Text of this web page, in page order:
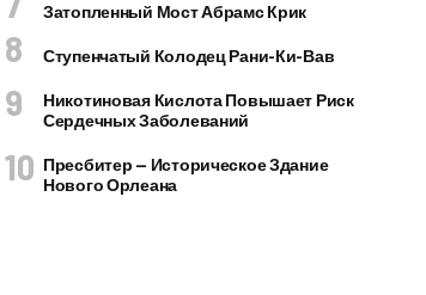
Затопленный Мост Абрамс Крик
Ступенчатый Колодец Рани-Ки-Вав
Никотиновая Кислота Повышает Риск
Сердечных Заболеваний
Пресбитер — Историческое Здание
Нового Орлеана